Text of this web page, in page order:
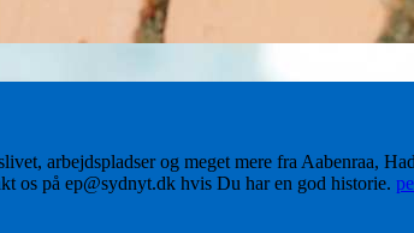
arbejdspladser og meget mere fra Aabenraa,
os på ep@sydnyt.dk hvis Du har en god historie.